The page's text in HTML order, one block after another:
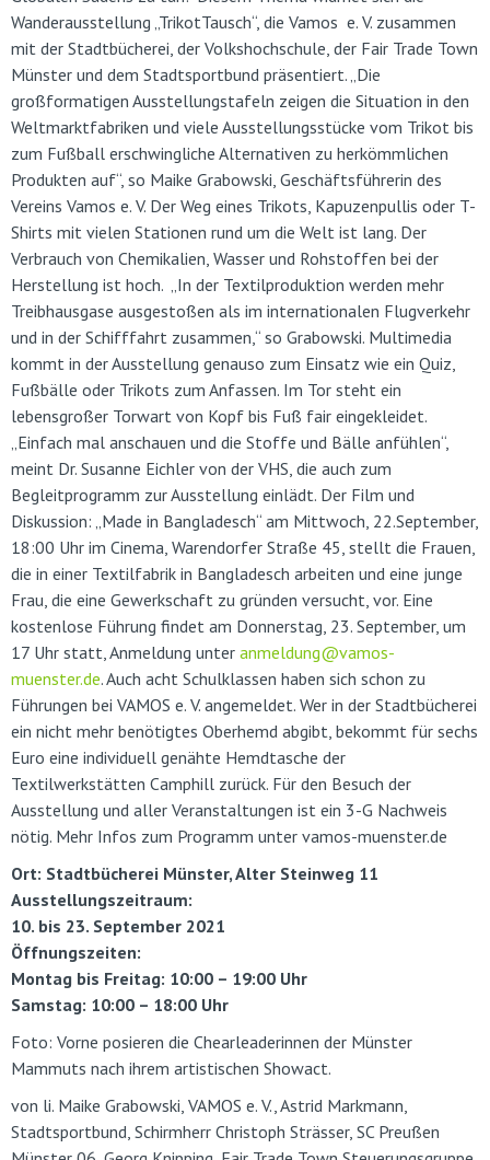
Wanderausstellung „TrikotTausch“, die Vamos e. V. zusammen
mit der Stadtbücherei, der Volkshochschule, der Fair Trade Town
Münster und dem Stadtsportbund präsentiert. „Die
großformatigen Ausstellungstafeln zeigen die Situation in den
Weltmarktfabriken und viele Ausstellungsstücke vom Trikot bis
zum Fußball erschwingliche Alternativen zu herkömmlichen
Produkten auf“, so Maike Grabowski, Geschäftsführerin des
Vereins Vamos e. V. Der Weg eines Trikots, Kapuzenpullis oder T-
Shirts mit vielen Stationen rund um die Welt ist lang. Der
Verbrauch von Chemikalien, Wasser und Rohstoffen bei der
Herstellung ist hoch. „In der Textilproduktion werden mehr
Treibhausgase ausgestoßen als im internationalen Flugverkehr
und in der Schifffahrt zusammen,“ so Grabowski. Multimedia
kommt in der Ausstellung genauso zum Einsatz wie ein Quiz,
Fußbälle oder Trikots zum Anfassen. Im Tor steht ein
lebensgroßer Torwart von Kopf bis Fuß fair eingekleidet.
„Einfach mal anschauen und die Stoffe und Bälle anfühlen“,
meint Dr. Susanne Eichler von der VHS, die auch zum
Begleitprogramm zur Ausstellung einlädt. Der Film und
Diskussion: „Made in Bangladesch“ am Mittwoch, 22.September,
18:00 Uhr im Cinema, Warendorfer Straße 45, stellt die Frauen,
die in einer Textilfabrik in Bangladesch arbeiten und eine junge
Frau, die eine Gewerkschaft zu gründen versucht, vor. Eine
kostenlose Führung findet am Donnerstag, 23. September, um
17 Uhr statt, Anmeldung unter anmeldung@vamos-
muenster.de. Auch acht Schulklassen haben sich schon zu
Führungen bei VAMOS e. V. angemeldet. Wer in der Stadtbücherei
ein nicht mehr benötigtes Oberhemd abgibt, bekommt für sechs
Euro eine individuell genähte Hemdtasche der
Textilwerkstätten Camphill zurück. Für den Besuch der
Ausstellung und aller Veranstaltungen ist ein 3-G Nachweis
nötig. Mehr Infos zum Programm unter vamos-muenster.de
Ort: Stadtbücherei Münster, Alter Steinweg 11
Ausstellungszeitraum:
10. bis 23. September 2021
Öffnungszeiten:
Montag bis Freitag: 10:00 – 19:00 Uhr
Samstag: 10:00 – 18:00 Uhr
Foto: Vorne posieren die Chearleaderinnen der Münster
Mammuts nach ihrem artistischen Showact.
von li. Maike Grabowski, VAMOS e. V., Astrid Markmann,
Stadtsportbund, Schirmherr Christoph Strässer, SC Preußen